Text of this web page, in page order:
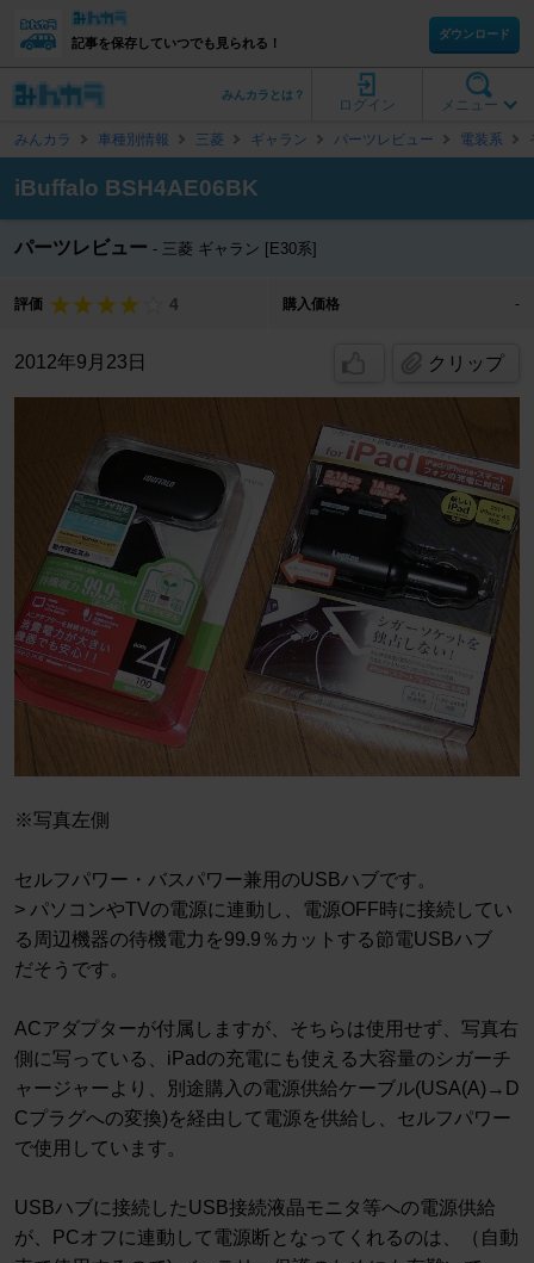
記事を保存していつでも見られる！
ダウンロード
メニュー
ログイン
みんカラとは？
みんカラ 車種別情報 三菱 ギャラン パーツレビュー 電装系
iBuffalo BSH4AE06BK
パーツレビュー 三菱 ギャラン [E30系]
評価 4 購入価格 -
2012年9月23日 クリップ
※写真左側
セルフパワー・バスパワー兼用のUSBハブです。
> パソコンやTVの電源に連動し、電源OFF時に接続してい
る周辺機器の待機電力を99.9％カットする節電USBハブ
だそうです。
ACアダプターが付属しますが、そちらは使用せず、写真右
側に写っている、iPadの充電にも使える大容量のシガーチ
ャージャーより、別途購入の電源供給ケーブル(USA(A)→D
Cプラグへの変換)を経由して電源を供給し、セルフパワー
で使用しています。
USBハブに接続したUSB接続液晶モニタ等への電源供給
が、PCオフに連動して電源断となってくれるのは、（自動